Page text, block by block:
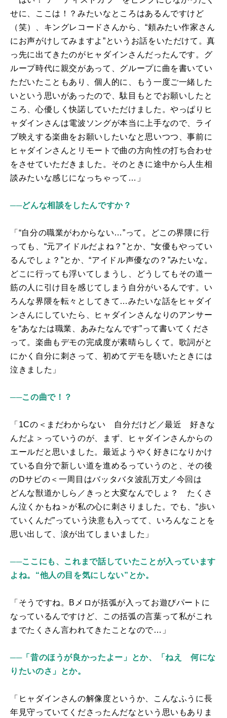
せに、ここは！？みたいなところはあるんですけど
（笑）、キングレコードさんから、“頼みたい作家さん
にお声がけしてみますよ”というお話をいただけて。真
っ先に出てきたのがヒャダインさんだったんです。グ
ループ時代に親交があって、グループに曲を書いてい
ただいたこともあり、個人的に、もう一度ご一緒した
いという思いがあったので、駄目もとでお願いしたと
ころ、心優しく快諾していただけました。やっぱりヒ
ャダインさんは電波ソングが本当に上手なので、ライ
ブ映えする楽曲をお願いしたいなと思いつつ、事前に
ヒャダインさんとリモートで曲の方向性の打ち合わせ
をさせていただきました。そのときに途中から人生相
談みたいな感じになっちゃって…」
──どんな相談をしたんですか？
「“自分の職業がわからない…”って。どこの界隈に行
っても、“元アイドルだよね？”とか、“女優もやってい
るんでしょ？”とか、“アイドル声優なの？”みたいな。
どこに行っても浮いてしまうし、どうしてもその道一
筋の人に引け目を感じてしまう自分がいるんです。い
ろんな界隈を転々としてきて…みたいな話をヒャダイ
ンさんにしていたら、ヒャダインさんなりのアンサー
を“あなたは職業、あみたなんです”って書いてくださ
って。楽曲もデモの完成度が素晴らしくて。歌詞がと
にかく自分に刺さって、初めてデモを聴いたときには
泣きました」
──この曲で！？
「 1Cの＜まだわからない 自分だけど／最近 好きな
んだよ＞っていうのが、まず、ヒャダインさんからの
エールだと思いました。最近ようやく好きになりかけ
ている自分で新しい道を進めるっていうのと、その後
のDサビの＜一周目はバッタバタ波乱万丈／今回は
どんな獣道かしら／きっと大変なんでしょ？ たくさ
ん泣くかもね＞が私の心に刺さりました。でも、“歩い
ていくんだ”っていう決意も入ってて、いろんなことを
思い出して、涙が出てしまいました」
──ここにも、これまで話していたことが入っています
よね。“他人の目を気にしない”とか。
「そうですね。 B メロが括弧が入ってお遊びパートに
なっているんですけど、この括弧の言葉って私がこれ
までたくさん言われてきたことなので…」
──「昔のほうが良かったよー」とか、「ねえ 何にな
りたいのさ」とか。
「ヒャダインさんの解像度というか、こんなふうに長
年見守っていてくださったんだなという思いもありま